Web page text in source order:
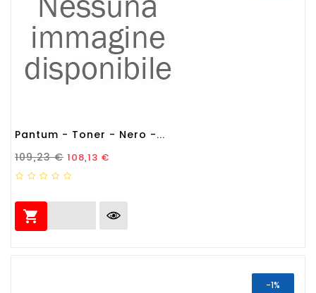
Pantum - Toner - Nero -...
Prezzo Standard
109,23 € Prezzo
108,13 €

-1%